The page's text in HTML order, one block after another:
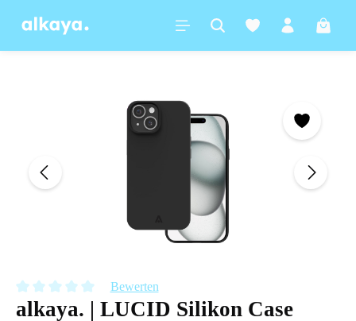
springen
Durchschnittliche Bewertung von 0 von 5 Sternen
Bewerten
alkaya. | LUCID Silikon Case